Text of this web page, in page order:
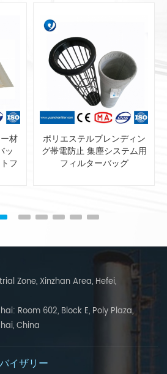
材
ッ
フ
ポリエステルブレンディン
グ帯電防止 集塵システム用
フィルターバッグ
Zone, Xinzhan Area, Hefei,
Room 602, Block E, Poly Plaza,
China
イザリー